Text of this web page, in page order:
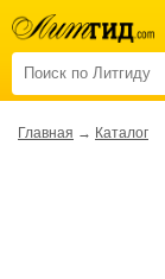
Главная → Каталог